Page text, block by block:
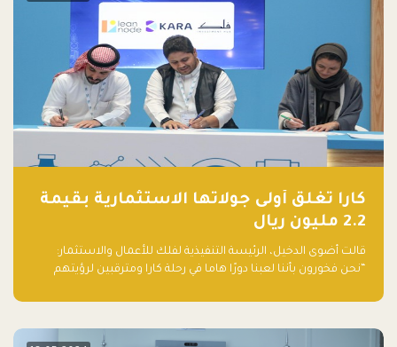
كارا تغلق أولى جولاتها الاستثمارية بقيمة
2.2 مليون ريال
قالت أضوى الدخيل، الرئيسة التنفيذية لفلك للأعمال والاستثمار:
“نحن فخورون بأننا لعبنا دورًا هاما في رحلة كارا ومترقبين لرؤيتهم
جيدًا لكوكبنا فحسب، بل إنه جيد أيضًا للأعمال”.